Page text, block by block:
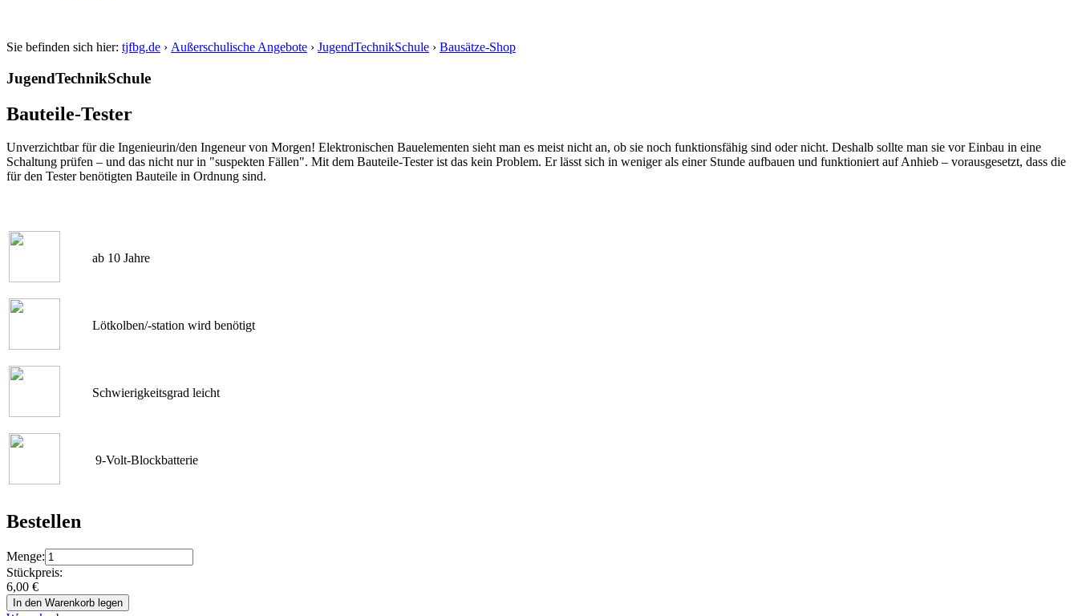
Sie befinden sich hier: tjfbg.de › Außerschulische Angebote › JugendTechnikSchule › Bausätze-Shop
JugendTechnikSchule
Bauteile-Tester
Unverzichtbar für die Ingenieurin/den Ingeneur von Morgen! Elektronischen Bauelementen sieht man es meist nicht an, ob sie noch funktionsfähig sind oder nicht. Deshalb sollte man sie vor Einbau in eine
Schaltung prüfen – und das nicht nur in "suspekten Fällen". Mit dem Bauteile-Tester ist das kein Problem. Er lässt sich in weniger als einer Stunde aufbauen und funktioniert auf Anhieb – vorausgesetzt, dass die
für den Tester benötigten Bauteile in Ordnung sind.
ab 10 Jahre
Lötkolben/-station wird benötigt
Schwierigkeitsgrad leicht
9-Volt-Blockbatterie
Bestellen
Menge:
Stückpreis:
6,00 €
In den Warenkorb legen